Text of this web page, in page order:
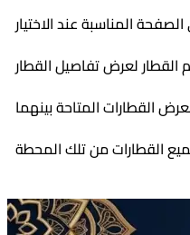
المناسبة عند الاختيار
القطار لعرض تفاصيل القطار
القطارات المتاحة بينهما
القطارات من تلك المحطة